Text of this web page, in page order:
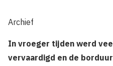
Archief
In vroeger tijden werd
vervaardigd en de